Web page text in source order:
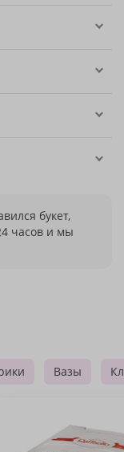
букет,
часов и мы
Вазы